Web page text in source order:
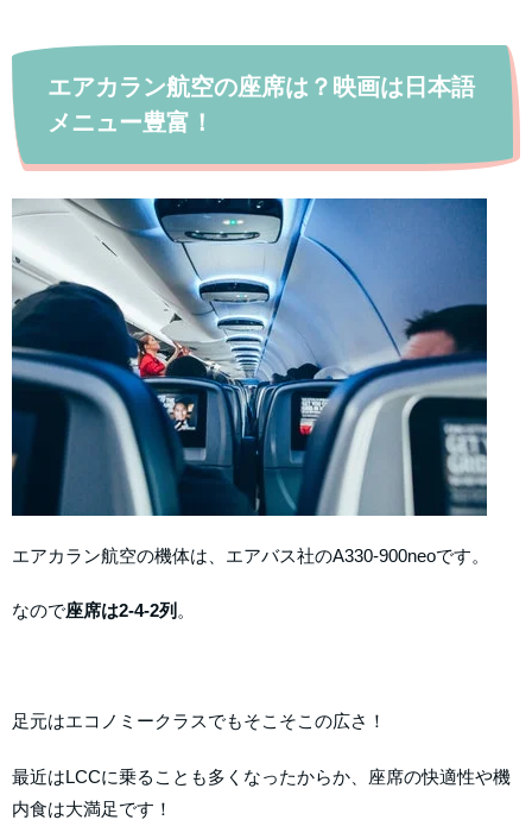
エアカラン航空の座席は？映画は日本語
メニュー豊富！
エアカラン航空の機体は、エアバス社のA330-900neoです。
なので座席は2-4-2列 。
足元はエコノミークラスでもそこそこの広さ！
最近はLCCに乗ることも多くなったからか、座席の快適性や機
内食は大満足です！